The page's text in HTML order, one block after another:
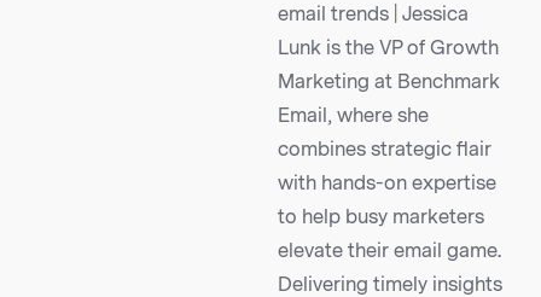
email trends | Jessica
Lunk is the VP of Growth
Marketing at Benchmark
Email, where she
combines strategic flair
with hands-on expertise
to help busy marketers
elevate their email game.
Delivering timely insights